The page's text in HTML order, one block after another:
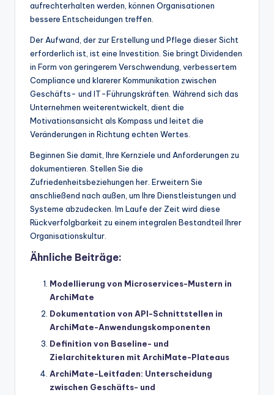
aufrechterhalten werden, können Organisationen
bessere Entscheidungen treffen.
Der Aufwand, der zur Erstellung und Pflege dieser Sicht
erforderlich ist, ist eine Investition. Sie bringt Dividenden
in Form von geringerem Verschwendung, verbessertem
Compliance und klarerer Kommunikation zwischen
Geschäfts- und IT-Führungskräften. Während sich das
Unternehmen weiterentwickelt, dient die
Motivationsansicht als Kompass und leitet die
Veränderungen in Richtung echten Wertes.
Beginnen Sie damit, Ihre Kernziele und Anforderungen zu
dokumentieren. Stellen Sie die
Zufriedenheitsbeziehungen her. Erweitern Sie
anschließend nach außen, um Ihre Dienstleistungen und
Systeme abzudecken. Im Laufe der Zeit wird diese
Rückverfolgbarkeit zu einem integralen Bestandteil Ihrer
Organisationskultur.
Ähnliche Beiträge:
Modellierung von Microservices-Mustern in
ArchiMate
Dokumentation von API-Schnittstellen in
ArchiMate-Anwendungskomponenten
Definition von Baseline- und
Zielarchitekturen mit ArchiMate-Plateaus
ArchiMate-Leitfaden: Unterscheidung
zwischen Geschäfts- und